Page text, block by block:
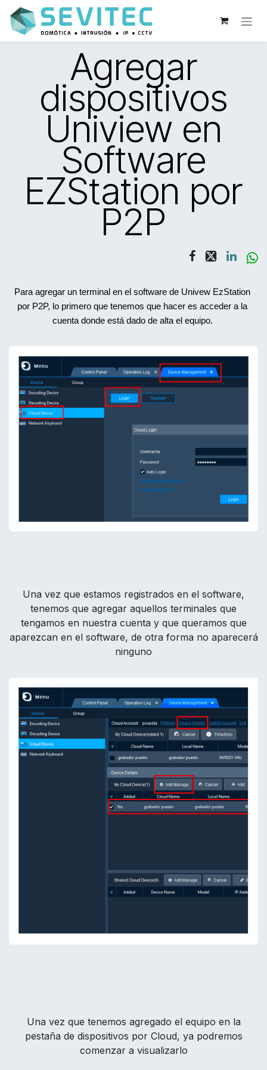
Ir al contenido
Agregar
dispositivos
Uniview en
Software
EZStation por
P2P
Para agregar un terminal en el software de Univew EzStation
por P2P, lo primero que tenemos que hacer es acceder a la
cuenta donde está dado de alta el equipo.
Una vez que estamos registrados en el software,
tenemos que agregar aquellos terminales que
tengamos en nuestra cuenta y que queramos que
aparezcan en el software, de otra forma no aparecerá
ninguno
Una vez que tenemos agregado el equipo en la
pestaña de dispositivos por Cloud, ya podremos
comenzar a visualizarlo